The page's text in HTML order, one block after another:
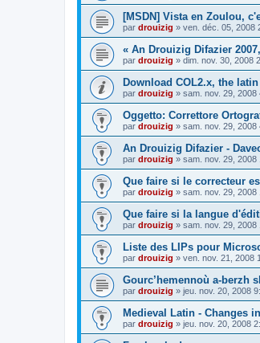
[MSDN] Vista en Zoulou,
par drouizig » ven. déc. 05, 2008
« An Drouizig Difazier
par drouizig » dim. nov. 30, 2008
Download COL2.x, the
par drouizig » sam. nov. 29, 2008
Oggetto: Correttore
par drouizig » sam. nov. 29, 2008
An Drouizig Difazier -
par drouizig » sam. nov. 29, 2008
Que faire si le correcteur
par drouizig » sam. nov. 29, 2008
Que faire si la langue
par drouizig » sam. nov. 29, 2008
Liste des LIPs pour
par drouizig » ven. nov. 21, 2008
Gourc’hemennoù a-berzh
par drouizig » jeu. nov. 20, 2008
Medieval Latin - Changes
par drouizig » jeu. nov. 20, 2008